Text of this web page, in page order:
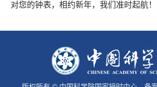
对您的钟表，相约新年，我们准时起航！